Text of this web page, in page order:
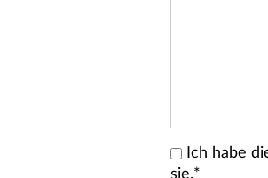
Ich habe
sie.*